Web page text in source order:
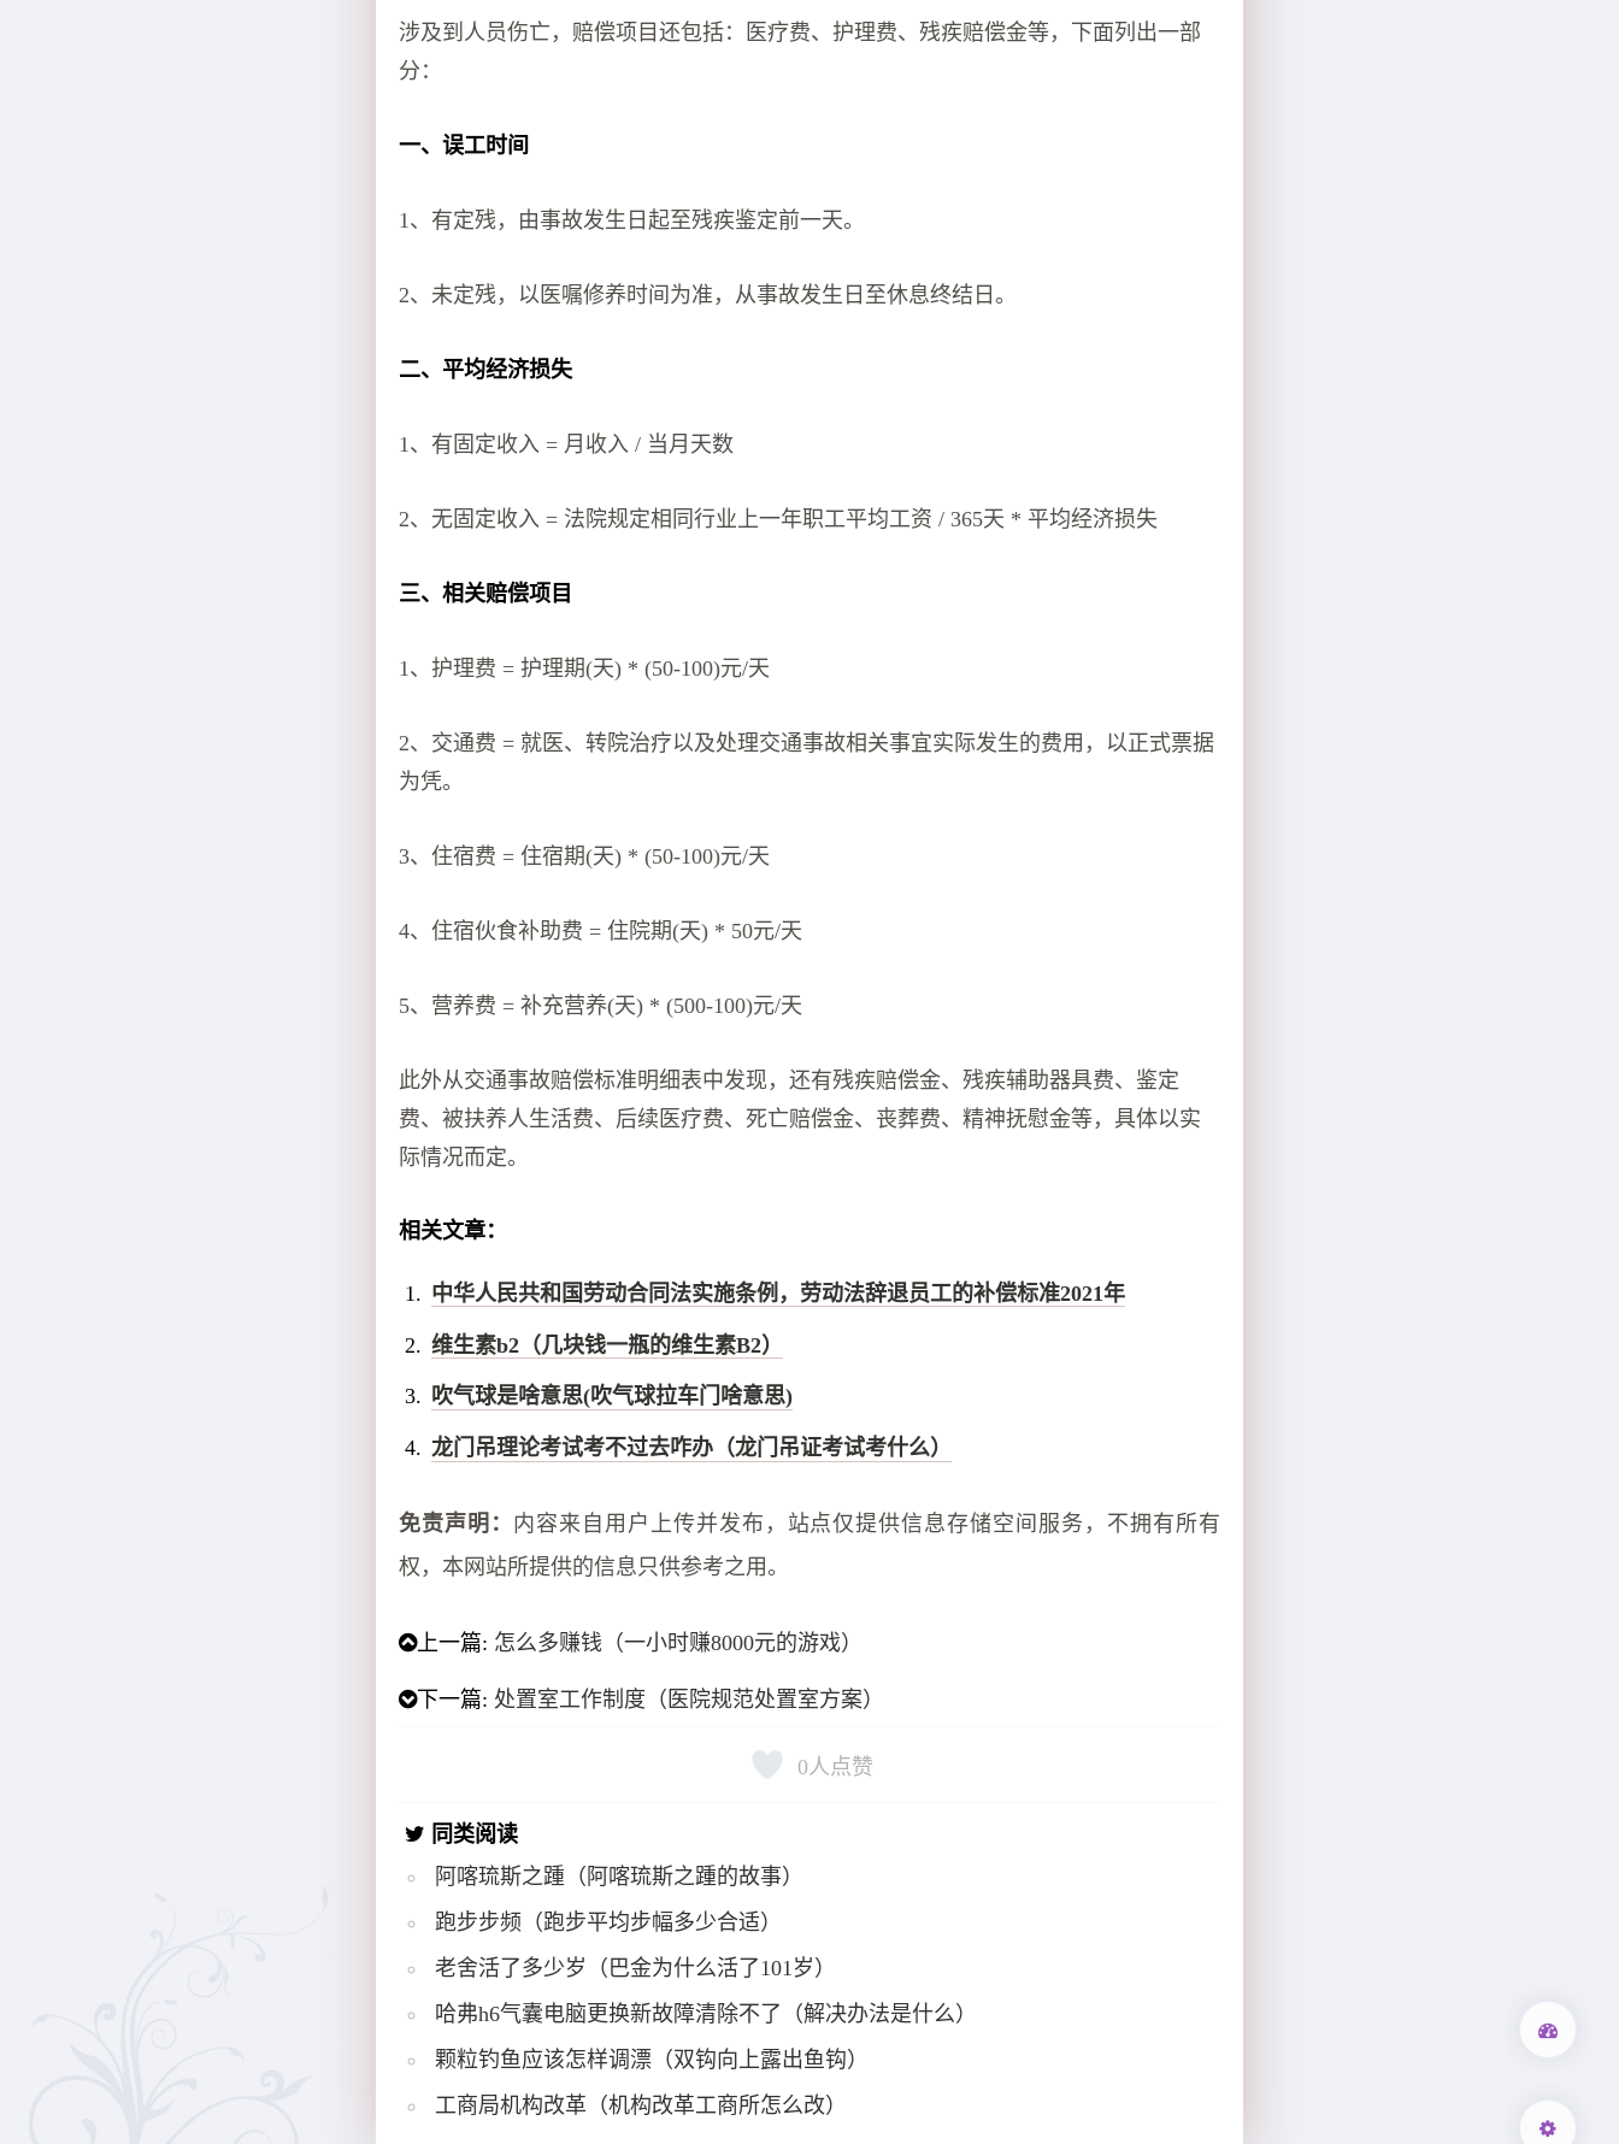
涉及到人员伤亡，赔偿项目还包括：医疗费、护理费、残疾赔偿金等，下面列出一部
分：
一、误工时间
1、有定残，由事故发生日起至残疾鉴定前一天。
2、未定残，以医嘱修养时间为准，从事故发生日至休息终结日。
二、平均经济损失
1、有固定收入 = 月收入 / 当月天数
2、无固定收入 = 法院规定相同行业上一年职工平均工资 / 365天 * 平均经济损失
三、相关赔偿项目
1、护理费 = 护理期(天) * (50-100)元/天
2、交通费 = 就医、转院治疗以及处理交通事故相关事宜实际发生的费用，以正式票据
为凭。
3、住宿费 = 住宿期(天) * (50-100)元/天
4、住宿伙食补助费 = 住院期(天) * 50元/天
5、营养费 = 补充营养(天) * (500-100)元/天
此外从交通事故赔偿标准明细表中发现，还有残疾赔偿金、残疾辅助器具费、鉴定
费、被扶养人生活费、后续医疗费、死亡赔偿金、丧葬费、精神抚慰金等，具体以实
际情况而定。
相关文章：
中华人民共和国劳动合同法实施条例，劳动法辞退员工的补偿标准2021年
维生素b2（几块钱一瓶的维生素B2）
吹气球是啥意思(吹气球拉车门啥意思)
龙门吊理论考试考不过去咋办（龙门吊证考试考什么）
免责声明： 内容来自用户上传并发布，站点仅提供信息存储空间服务，不拥有所有
权，本网站所提供的信息只供参考之用。
上一篇: 怎么多赚钱（一小时赚8000元的游戏）
下一篇: 处置室工作制度（医院规范处置室方案）
0人点赞
同类阅读
阿喀琉斯之踵（阿喀琉斯之踵的故事）
跑步步频（跑步平均步幅多少合适）
老舍活了多少岁（巴金为什么活了101岁）
哈弗h6气囊电脑更换新故障清除不了（解决办法是什么）
颗粒钓鱼应该怎样调漂（双钩向上露出鱼钩）
工商局机构改革（机构改革工商所怎么改）